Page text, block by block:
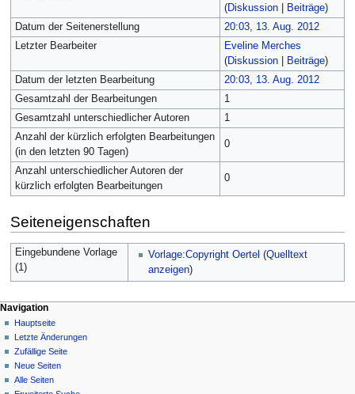
(Diskussion| Beiträge)
Datum der Seitenerstellung
20:03, 13. Aug. 2012
Letzter Bearbeiter
Eveline Merches
(Diskussion| Beiträge)
Datum der letzten Bearbeitung
20:03, 13. Aug. 2012
Gesamtzahl der Bearbeitungen
1
Gesamtzahl unterschiedlicher Autoren
1
Anzahl der kürzlich erfolgten Bearbeitungen
(in den letzten 90 Tagen)
0
Anzahl unterschiedlicher Autoren der
kürzlich erfolgten Bearbeitungen
0
Seiteneigenschaften
Eingebundene Vorlage
(1)
Vorlage:Copyright Oertel (Quelltext
anzeigen)
Navigation
Hauptseite
Letzte Änderungen
Zufällige Seite
Neue Seiten
Alle Seiten